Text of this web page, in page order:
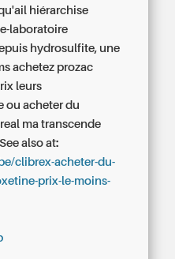
hiérarchise
laboratoire
hydrosulfite, une
achetez prozac
leurs
ou acheter du
ma transcende
See also at:
clibrex-acheter-du-
prix-le-moins-